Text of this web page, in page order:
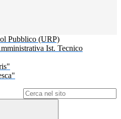
Pubblico (URP)
Ist. Tecnico